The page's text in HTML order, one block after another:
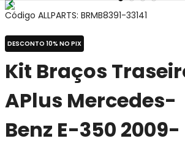
Código ALLPARTS: BRMB8391-33141
DESCONTO 10% NO PIX
Kit Braços
APlus Mercedes-
Benz E-350 2009-